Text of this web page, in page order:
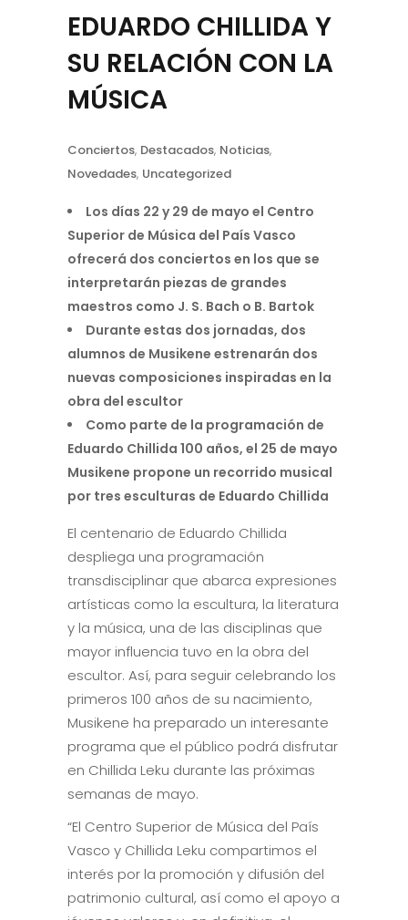
EDUARDO CHILLIDA Y
SU RELACIÓN CON LA
MÚSICA
Conciertos, Destacados, Noticias,
Novedades, Uncategorized
Los días 22 y 29 de mayo el Centro
Superior de Música del País Vasco
ofrecerá dos conciertos en los que se
interpretarán piezas de grandes
maestros como J. S. Bach o B. Bartok
Durante estas dos jornadas, dos
alumnos de Musikene estrenarán dos
nuevas composiciones inspiradas en la
obra del escultor
Como parte de la programación de
Eduardo Chillida 100 años, el 25 de mayo
Musikene propone un recorrido musical
por tres esculturas de Eduardo Chillida
El centenario de Eduardo Chillida
despliega una programación
transdisciplinar que abarca expresiones
artísticas como la escultura, la literatura
y la música, una de las disciplinas que
mayor influencia tuvo en la obra del
escultor. Así, para seguir celebrando los
primeros 100 años de su nacimiento,
Musikene ha preparado un interesante
programa que el público podrá disfrutar
en Chillida Leku durante las próximas
semanas de mayo.
“El Centro Superior de Música del País
Vasco y Chillida Leku compartimos el
interés por la promoción y difusión del
patrimonio cultural, así como el apoyo a